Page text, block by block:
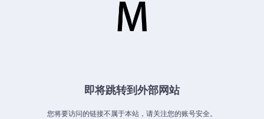
即将跳转到外部网站
您将要访问的链接不属于本站，请关注您的账号安全。